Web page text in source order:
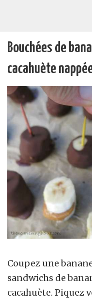
Bouchées de
cacahuète
Coupez une
sandwichs de
cacahuète. Piquez